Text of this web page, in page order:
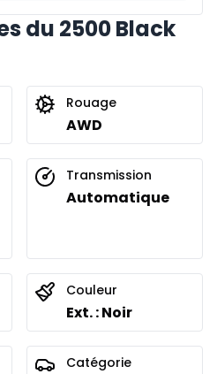
du 2500 Black
Rouage
AWD
Transmission
Automatique
Couleur
Ext. : Noir
Catégorie